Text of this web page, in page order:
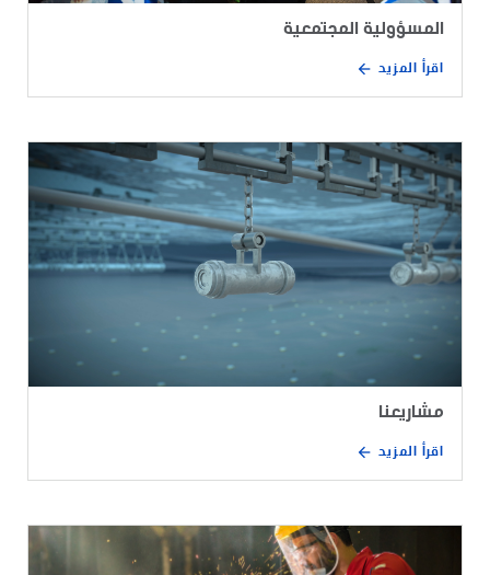
المسؤولية المجتمعية
اقرأ المزيد
مشاريعنا
اقرأ المزيد